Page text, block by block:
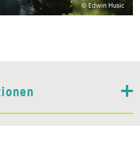
© Edwin Husic